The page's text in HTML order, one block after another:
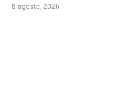
8 agosto, 2026